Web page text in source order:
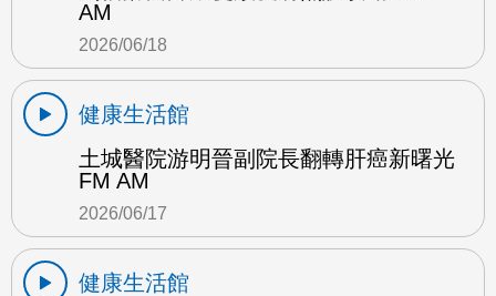
AM
2026/06/18
健康生活館
土城醫院游明晉副院長翻轉肝癌新曙光
FM AM
2026/06/17
健康生活館